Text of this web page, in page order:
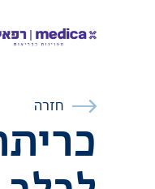
חזרה